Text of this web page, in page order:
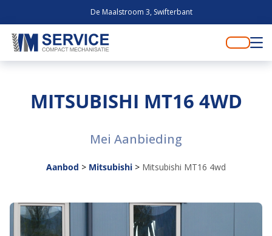
De Maalstroom 3, Swifterbant
MITSUBISHI MT16 4WD
Mei Aanbieding
Aanbod > Mitsubishi > Mitsubishi MT16 4wd